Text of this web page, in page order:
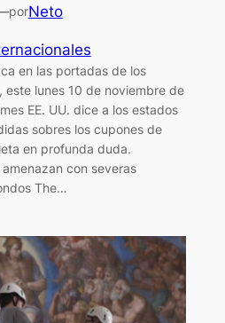
porNeto
en las portadas de los
este lunes 10 de noviembre de
EE. UU. dice a los estados
sobres los cupones de
en profunda duda.
con severas
The…